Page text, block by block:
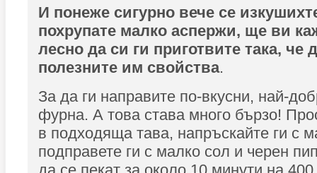
И понеже сигурно вече се
похрупате малко аспержи, ще ви
лесно да си ги приготвите така, че
полезните им свойства.
За да ги направите по-вкусни, най-
фурна. А това става много бързо!
в подходяща тава, напръскайте ги с
подправете ги с малко сол и черен